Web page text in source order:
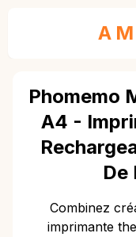
Phomemo
A4 -
De
Combinez
imprimante